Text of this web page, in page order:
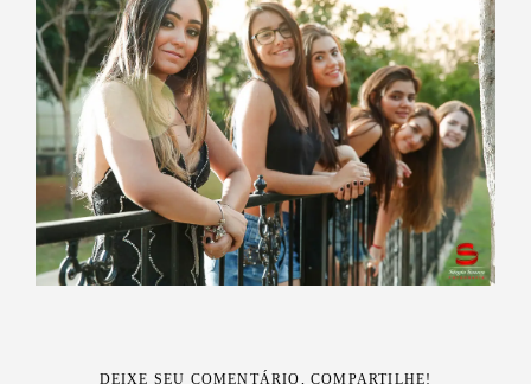
DEIXE SEU COMENTÁRIO, COMPARTILHE!